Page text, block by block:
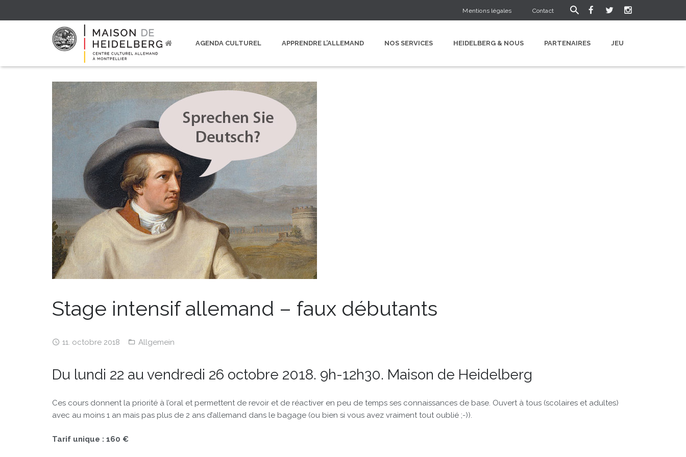
Mentions légales Contact
AGENDA CULTUREL APPRENDRE L’ALLEMAND NOS SERVICES HEIDELBERG & NOUS PARTENAIRES JEU
Stage intensif allemand – faux débutants
11. octobre 2018 Allgemein
Du lundi 22 au vendredi 26 octobre 2018. 9h-12h30. Maison de Heidelberg
Ces cours donnent la priorité à l’oral et permettent de revoir et de réactiver en peu de temps ses connaissances de base. Ouvert à tous (scolaires et adultes)
avec au moins 1 an mais pas plus de 2 ans d’allemand dans le bagage (ou bien si vous avez vraiment tout oublié ;-)).
Tarif unique : 160 €